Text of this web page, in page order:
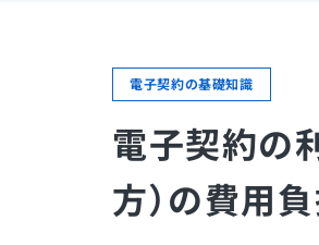
電子契約の基礎知識
電子契約の
方）の費用